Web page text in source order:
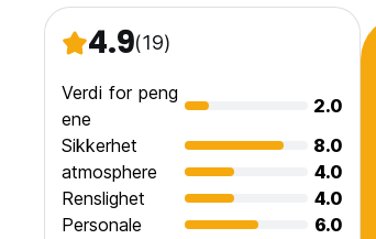
4.9(19)
Verdi for peng
ene
2.0
Sikkerhet
8.0
atmosphere
4.0
Renslighet
4.0
Personale
6.0